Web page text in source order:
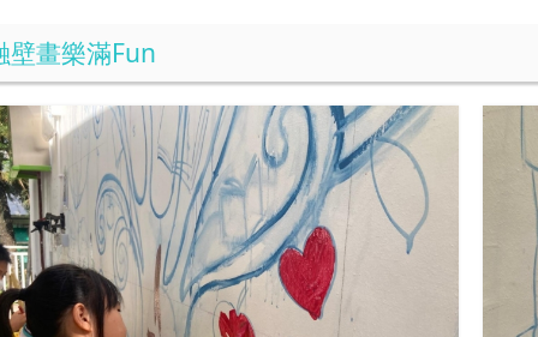
壁畫樂滿Fun